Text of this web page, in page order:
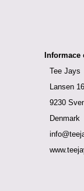
Tee Jays
Lansen 16
9230
Denmark